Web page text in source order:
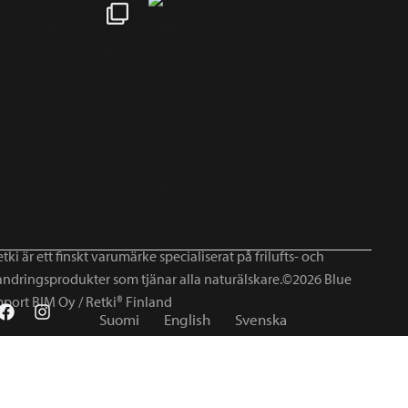
är ett finskt varumärke specialiserat på frilufts- och
som tjänar alla naturälskare.©2026 Blue
BIM Oy / Retki® Finland
Suomi English Svenska